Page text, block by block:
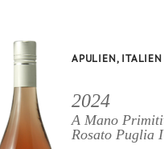
APULIEN, ITALIEN
2024
A Mano
Rosato Puglia